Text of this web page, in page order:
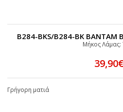
B284-BKS/B284-BK BANTAM
Μήκος Λάμας:
Γρήγορη ματιά